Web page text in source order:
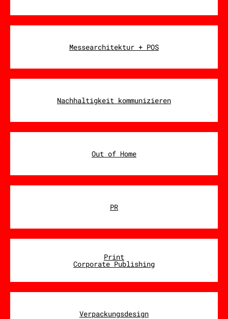
Messearchitektur + POS
Nachhaltigkeit kommunizieren
Out of Home
PR
Print
Corporate Publishing
Verpackungsdesign